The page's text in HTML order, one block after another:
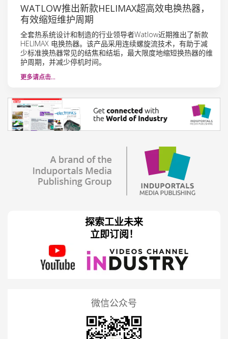
WATLOW推出新款HELIMAX超高效电换热器，
有效缩短维护周期
全套热系统设计和制造的行业领导者Watlow近期推出了新款
HELIMAX 电换热器。该产品采用连续螺旋流技术，有助于减
少标准换热器常见的结焦和结垢，最大限度地缩短换热器的维
护周期，并减少停机时间。
更多请点击…
探索工业未来
立即订阅！
微信公众号